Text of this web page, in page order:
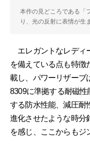
本作の見どころである「
り、光の反射に表情が生
エレガントなレディ
を備えている点も特徴
載し、パワーリザーブ
8309に準拠する耐磁
する防水性能、減圧耐
進化させたような時分
を感じ、ここからもジ